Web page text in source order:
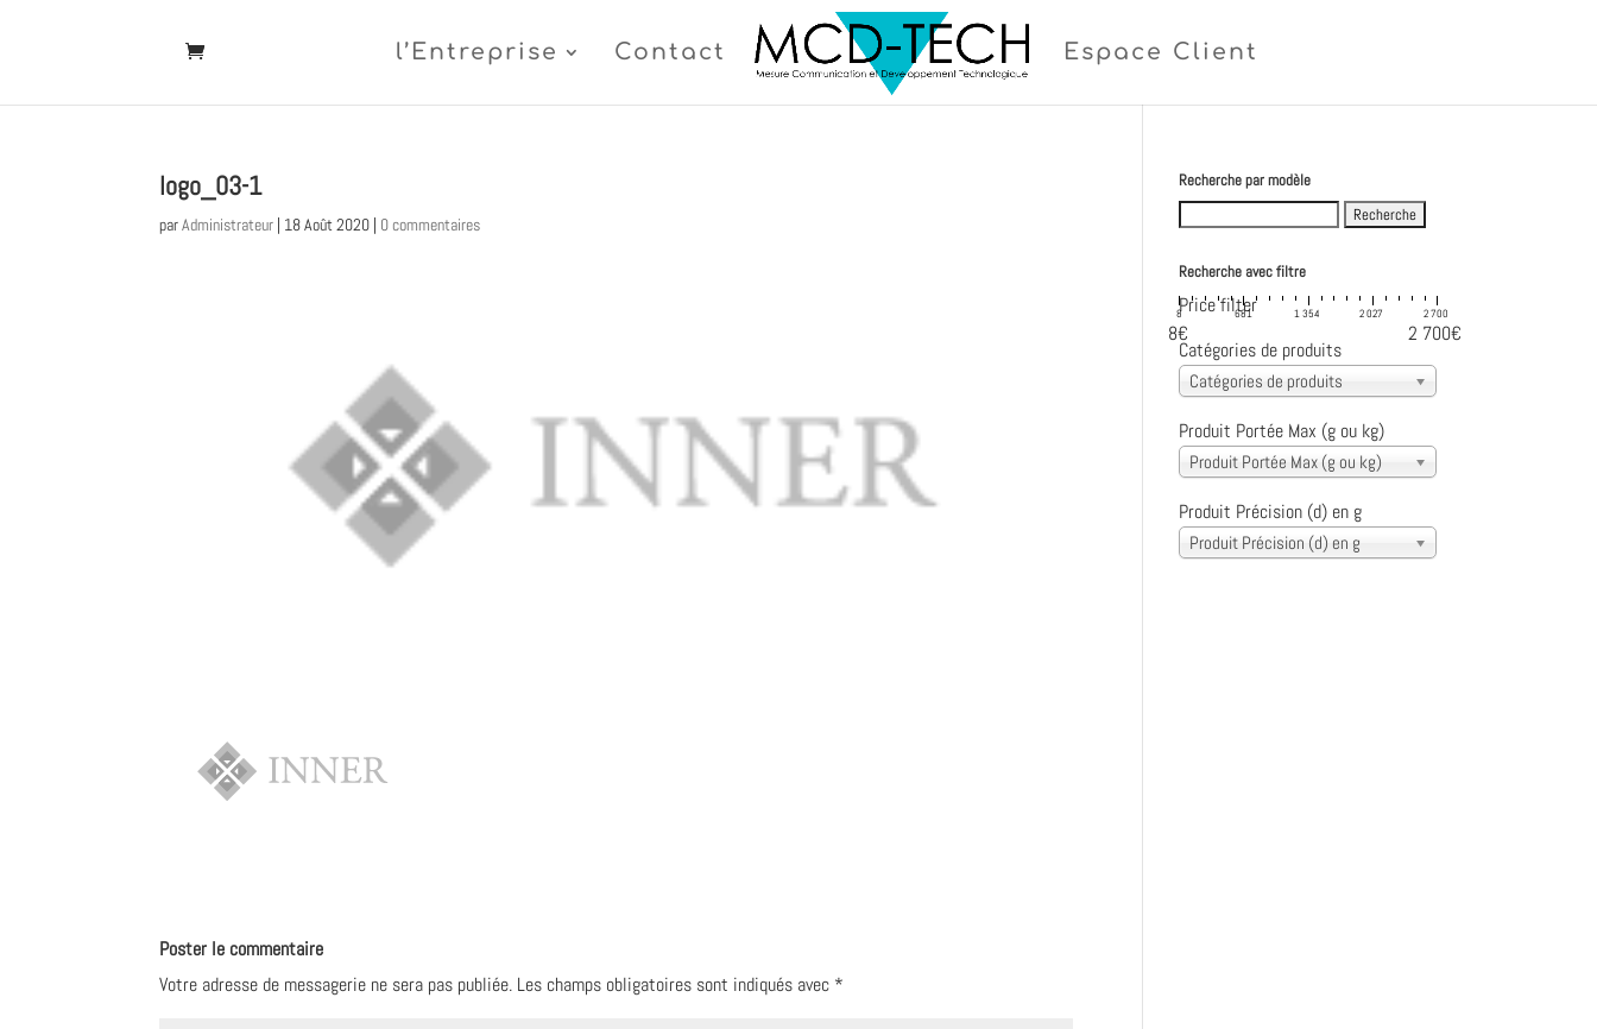
l’Entreprise Contact Espace Client
logo_03-1
parAdministrateur | 18 Août 2020 | 0 commentaires
Poster le commentaire
Votre adresse de messagerie ne sera pas publiée. Les champs obligatoires sont indiqués avec *
Recherche par modèle
Recherche avec filtre
Price filter
8€
2 700€
8 681 1 354 2 027 2 700
Catégories de produits
Catégories de produits
Produit Portée Max (g ou kg)
Produit Portée Max (g ou kg)
Produit Précision (d) en g
Produit Précision (d) en g